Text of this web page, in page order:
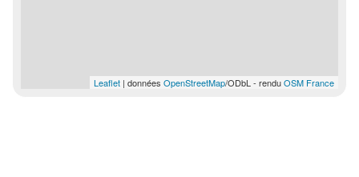
Leaflet | données OpenStreetMap/ODbL - renduOSM France